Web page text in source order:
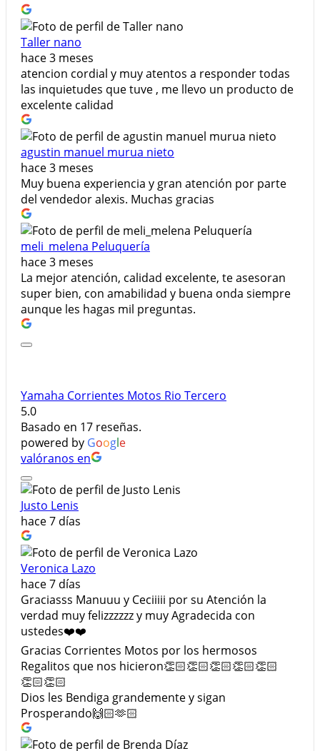
Taller nano
hace 3 meses
atencion cordial y muy atentos a responder todas
las inquietudes que tuve , me llevo un producto de
excelente calidad
agustin manuel murua nieto
hace 3 meses
Muy buena experiencia y gran atención por parte
del vendedor alexis. Muchas gracias
meli_melena Peluquería
hace 3 meses
La mejor atención, calidad excelente, te asesoran
super bien, con amabilidad y buena onda siempre
aunque les hagas mil preguntas.
Yamaha Corrientes Motos Rio Tercero
5.0
Basado en 17 reseñas.
powered by Google
valóranos en
Justo Lenis
hace 7 días
Veronica Lazo
hace 7 días
Graciasss Manuuu y Ceciiiii por su Atención la
verdad muy felizzzzzz y muy Agradecida con
ustedes❤️❤️
Gracias Corrientes Motos por los hermosos
Regalitos que nos hicieron👏🏻👏🏻👏🏻👏🏻👏🏻
👏🏻👏🏻
Dios les Bendiga grandemente y sigan
Prosperando🙌🏻🫶🏻